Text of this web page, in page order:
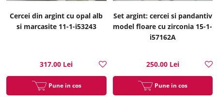
Cercei din argint cu opal alb
si marcasite 11-1-i53243
317.00 Lei
Pune in cos
Set argint: cercei si pandantiv
model floare cu zirconia 15-1-
i57162A
250.00 Lei
Pune in cos